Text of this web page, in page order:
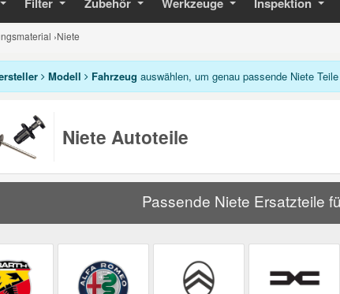
›Niete
Modell Fahrzeug auswählen, um genau passende Niete
Niete Autoteile
Passende Niete Ersatzteile